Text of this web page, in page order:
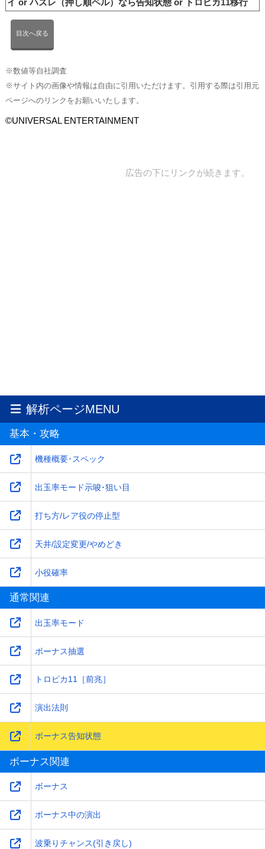
イ or ハズレ（押し順ベル）なら告知状態 or トロピカ11移行
目次へ戻る
※数値等自社調査
※サイト内の画像や情報は自由に引用いただけます。引用する際は引用元
ページへのリンクをお願いいたします。
©UNIVERSAL ENTERTAINMENT
広告の下にリンクが続きます。
解析ページMENU
基本・攻略
機種概要･スペック
出玉率モード示唆･狙い目
打ち方/レア役の停止型
天井/設定変更/やめどき
小役確率
通常関連
出玉率モード
ボーナス抽選
トロピカ11［前兆］
演出法則
ボーナス告知状態
ボーナス関連
ボーナス
ボーナス中の演出
波乗りチャンス(引き戻し)